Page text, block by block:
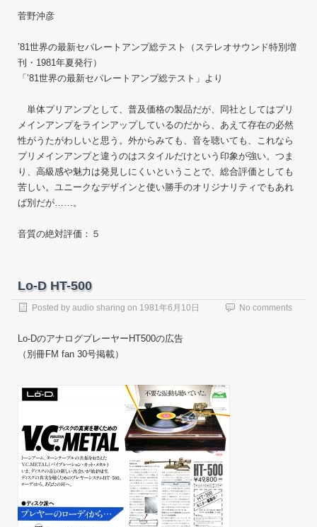
菅野沖彦
’81世界の最新セパレートアンプ総テスト（ステレオサウンド特別増
刊・1981年夏発行）
「’81世界の最新セパレートアンプ総テスト」より
単体プリアンプとして、普及価格の製品だが、同社としてはプリ
メインアンプをラインアップしているのだから、あえて存在の必然
性がうたがわしいと思う。外からみても、音を聴いても、これなら
プリメインアンプと違うのはスタイルだけという印象が強い。つま
り、高級感や魅力は発見しにくいということで、総合評価としても
苦しい。ユニークなデザインと使い勝手のオリジナリティでもあれ
ば別だが……。
音質の絶対評価：５
Lo-D HT-500
Posted by audio sharing on 1981年6月10日 No comments
Lo-DのアナログプレーヤーHT500の広告
（別冊FM fan 30号掲載）